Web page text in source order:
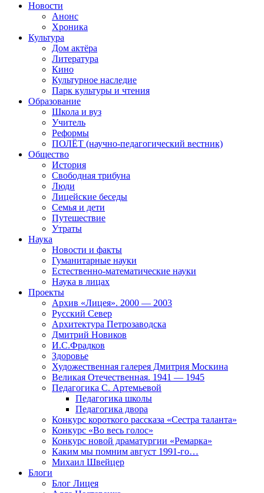
Новости
Анонс
Хроника
Культура
Дом актёра
Литература
Кино
Культурное наследие
Парк культуры и чтения
Образование
Школа и вуз
Учитель
Реформы
ПОЛЁТ (научно-педагогический вестник)
Общество
История
Свободная трибуна
Люди
Лицейские беседы
Семья и дети
Путешествие
Утраты
Наука
Новости и факты
Гуманитарные науки
Естественно-математические науки
Наука в лицах
Проекты
Архив «Лицея». 2000 — 2003
Русский Север
Архитектура Петрозаводска
Дмитрий Новиков
И.С.Фрадков
Здоровье
Художественная галерея Дмитрия Москина
Великая Отечественная. 1941 — 1945
Педагогика С. Артемьевой
Педагогика школы
Педагогика двора
Конкурс короткого рассказа «Сестра таланта»
Конкурс «Во весь голос»
Конкурс новой драматургии «Ремарка»
Каким мы помним август 1991-го…
Михаил Швейцер
Блоги
Блог Лицея